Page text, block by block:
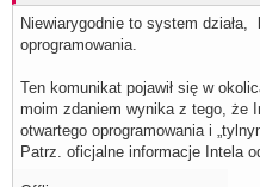
Niewiarygodnie to system
oprogramowania.
Ten komunikat pojawił się w
moim zdaniem wynika z tego, że
otwartego oprogramowania i
Patrz. oficjalne informacje Intela